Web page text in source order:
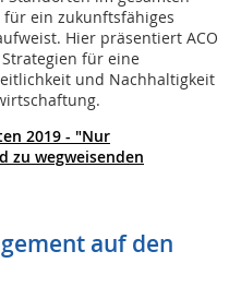
für ein zukunftsfähiges
Hier präsentiert ACO
für eine
und Nachhaltigkeit
2019 - "Nur
zu wegweisenden
auf den